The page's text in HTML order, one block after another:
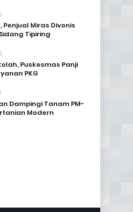
Penjual Miras Divonis
Tipiring
Puskesmas Panji
PKG
Dampingi Tanam PM-
Modern